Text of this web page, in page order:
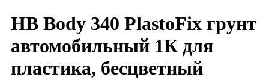
HB Body 340 PlastoFix грунт
автомобильный 1К для
пластика, бесцветный